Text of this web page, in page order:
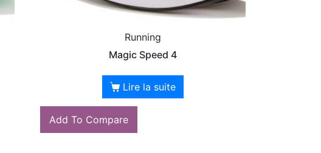
Running
Magic Speed 4
Lire la suite
Add To Compare